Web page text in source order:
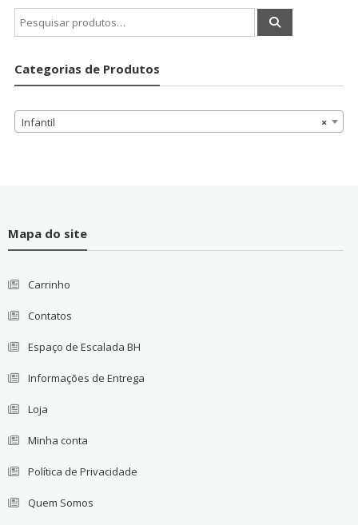
Pesquisar
por:
Categorias de Produtos
×
Infantil
Mapa do site
Carrinho
Contatos
Espaço de Escalada BH
Informações de Entrega
Loja
Minha conta
Política de Privacidade
Quem Somos